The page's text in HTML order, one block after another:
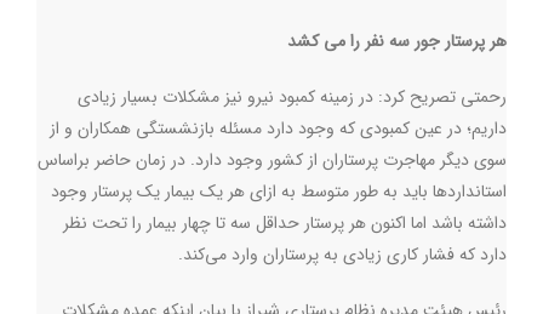
هر پرستار جور سه نفر را می کشد
رحمتی تصریح کرد: در زمینه کمبود نیرو نیز مشکلات بسیار زیادی
داریم؛ در عین کمبودی که وجود دارد مسئله بازنشستگی همکاران و از
سوی دیگر مهاجرت پرستاران از کشور وجود دارد. در زمان حاضر براساس
استانداردها باید به طور متوسط به ازای هر یک بیمار یک پرستار وجود
داشته باشد اما اکنون هر پرستار حداقل سه تا چهار بیمار را تحت نظر
دارد که فشار کاری زیادی به پرستاران وارد می‌کند.